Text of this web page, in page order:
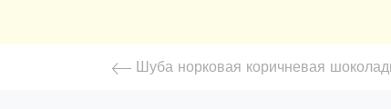
Шуба норковая коричневая